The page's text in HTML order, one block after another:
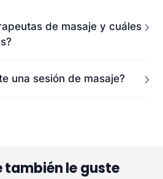
de masaje y cuáles
una sesión de masaje?
también le guste